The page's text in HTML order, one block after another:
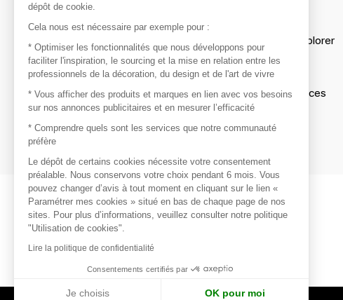
Découvrir
Les produits de milliers de fournisseurs à explorer
S'inspirer
Inspiration et sélections de produits tendances
Contacter
dépôt de cookie.
Cela nous est nécessaire par exemple pour :
* Optimiser les fonctionnalités que nous développons pour
faciliter l'inspiration, le sourcing et la mise en relation entre les
professionnels de la décoration, du design et de l'art de vivre
* Vous afficher des produits et marques en lien avec vos besoins
sur nos annonces publicitaires et en mesurer l’efficacité
* Comprendre quels sont les services que notre communauté
préfère
Le dépôt de certains cookies nécessite votre consentement
préalable. Nous conservons votre choix pendant 6 mois. Vous
pouvez changer d’avis à tout moment en cliquant sur le lien «
Paramétrer mes cookies » situé en bas de chaque page de nos
sites. Pour plus d’informations, veuillez consulter notre politique
"Utilisation de cookies".
Lire la politique de confidentialité
Consentements certifiés par
Je choisis OK pour moi